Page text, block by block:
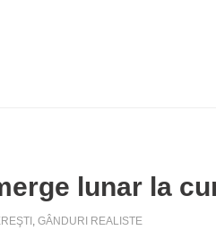
lunar la
, GÂNDURI REALISTE